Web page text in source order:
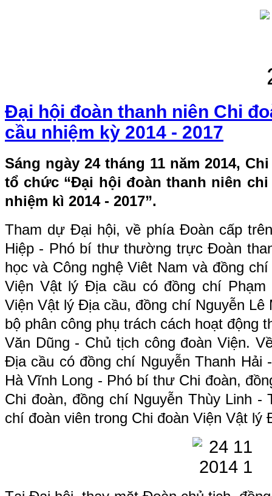
Đại hội đoàn thanh niên Chi
cầu nhiệm kỳ 2014 - 2017
Sáng ngày 24 tháng 11 năm 2014,
tổ chức “Đại hội đoàn thanh niên
nhiệm kì 2014 - 2017”.
Tham dự Đại hội, về phía Đoàn cấp
Hiệp - Phó bí thư thường trực Đoàn
học và Công nghệ Viêt Nam và đồng
Viện Vật lý Địa cầu có đồng chí
Viện Vật lý Địa cầu, đồng chí Nguyễn
bộ phân công phụ trách cách hoạt động
Văn Dũng - Chủ tịch công đoàn Viện.
Địa cầu có đồng chí Nguyễn Thanh Hải
Hà Vĩnh Long - Phó bí thư Chi đoàn,
Chi đoàn, đồng chí Nguyễn Thùy Linh -
chí đoàn viên trong Chi đoàn Viện Vật lý